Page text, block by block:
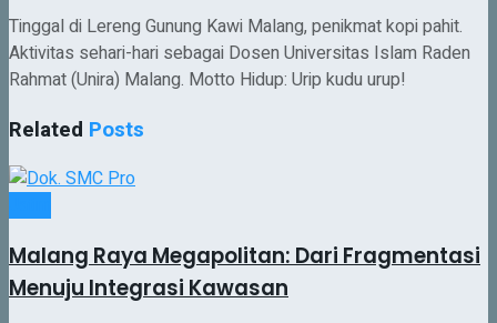
Tinggal di Lereng Gunung Kawi Malang, penikmat kopi pahit.
Aktivitas sehari-hari sebagai Dosen Universitas Islam Raden
Rahmat (Unira) Malang. Motto Hidup: Urip kudu urup!
Related Posts
Malang Raya Megapolitan: Dari Fragmentasi
Menuju Integrasi Kawasan